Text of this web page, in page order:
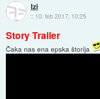
Izi
:: 10. feb 2017, 10:25
Story Trailer
Čaka nas ena epska štorija